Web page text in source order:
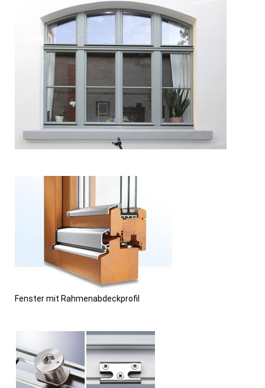
Fenster mit Rahmenabdeckprofil